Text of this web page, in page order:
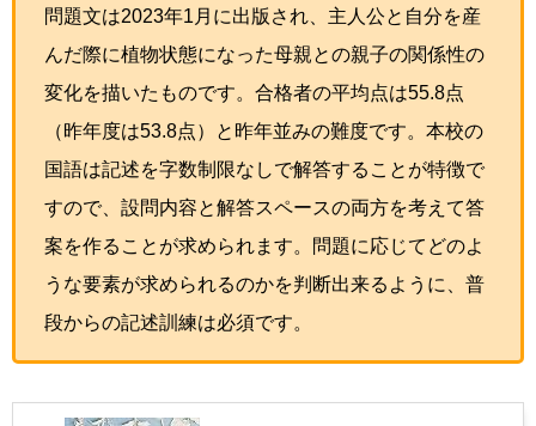
問題文は2023年1月に出版され、主人公と自分を産
んだ際に植物状態になった母親との親子の関係性の
変化を描いたものです。合格者の平均点は55.8点
（昨年度は53.8点）と昨年並みの難度です。本校の
国語は記述を字数制限なしで解答することが特徴で
すので、設問内容と解答スペースの両方を考えて答
案を作ることが求められます。問題に応じてどのよ
うな要素が求められるのかを判断出来るように、普
段からの記述訓練は必須です。